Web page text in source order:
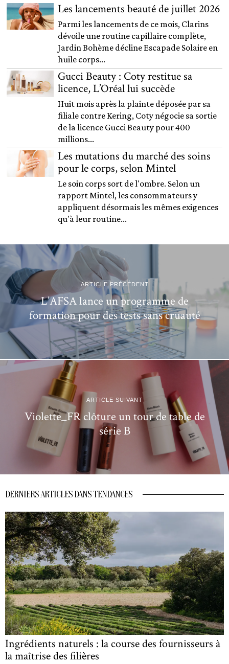
Les lancements beauté de juillet 2026
Parmi les lancements de ce mois, Clarins
dévoile une routine capillaire complète,
Jardin Bohème décline Escapade Solaire en
huile corps...
Gucci Beauty : Coty restitue sa
licence, L’Oréal lui succède
Huit mois après la plainte déposée par sa
filiale contre Kering, Coty négocie sa sortie
de la licence Gucci Beauty pour 400
millions...
Les mutations du marché des soins
pour le corps, selon Mintel
Le soin corps sort de l'ombre. Selon un
rapport Mintel, les consommateurs y
appliquent désormais les mêmes exigences
qu'à leur routine...
ARTICLE PRÉCÉDENT
L’AFSA lance un programme de
formation pour des tests sans cruauté
ARTICLE SUIVANT
Violette_FR clôture un tour de table de
série B
DERNIERS ARTICLES DANS TENDANCES
Ingrédients naturels : la course des fournisseurs à
la maîtrise des filières